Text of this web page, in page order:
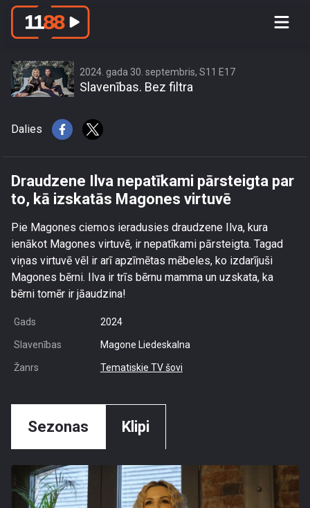
Draudzene Ilva nepatīkami pārsteigta
2024. gada 30. septembris, S11 E17
Slavenības. Bez filtra
Dalies
Draudzene Ilva nepatīkami pārsteigta par
to, kā izskatās Magones virtuvē
Pie Magones ciemos ieradusies draudzene Ilva, kura
ienākot Magones virtuvē, ir nepatīkami pārsteigta. Tagad
viņas virtuvē vēl ir arī apzīmētas mēbeles, ko izdarījuši
Magones bērni. Ilva ir trīs bērnu mamma un uzskata, ka
bērni tomēr ir jāaudzina!
Gads 2024
Slavenības Magone Liedeskalna
Žanrs Tematiskie TV šovi
Sezonas Klipi